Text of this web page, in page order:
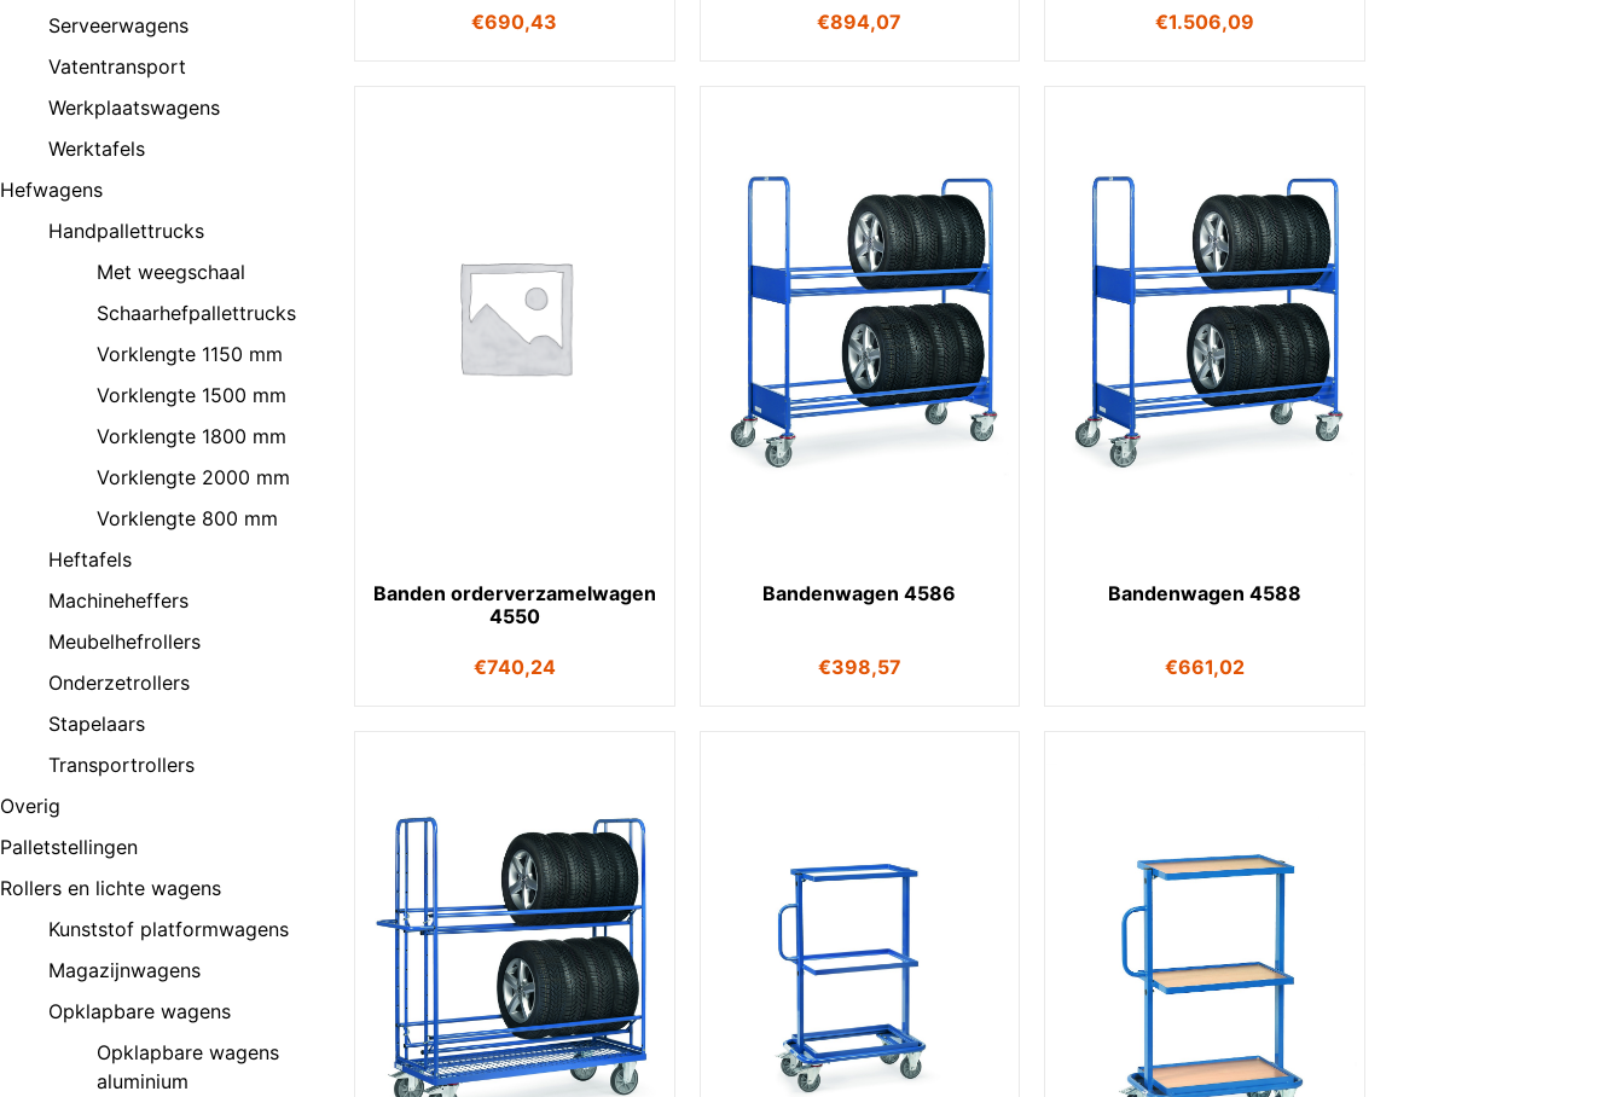
Serveerwagens
Vatentransport
Werkplaatswagens
Werktafels
Hefwagens
Handpallettrucks
Met weegschaal
Schaarhefpallettrucks
Vorklengte 1150 mm
Vorklengte 1500 mm
Vorklengte 1800 mm
Vorklengte 2000 mm
Vorklengte 800 mm
Heftafels
Machineheffers
Meubelhefrollers
Onderzetrollers
Stapelaars
Transportrollers
Overig
Palletstellingen
Rollers en lichte wagens
Kunststof platformwagens
Magazijnwagens
Opklapbare wagens
Opklapbare wagens
aluminium
€690,43 €894,07 €1.506,09
Banden orderverzamelwagen
4550
€740,24
Bandenwagen 4586
€398,57
Bandenwagen 4588
€661,02